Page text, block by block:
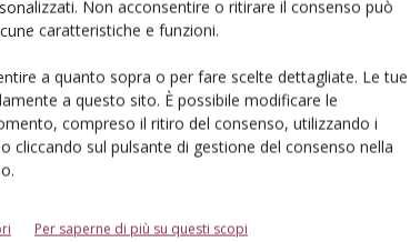
Non acconsentire o ritirare il consenso può
caratteristiche e funzioni.
a quanto sopra o per fare scelte dettagliate. Le tue
a questo sito. È possibile modificare le
compreso il ritiro del consenso, utilizzando i
cliccando sul pulsante di gestione del consenso nella
Per saperne di più su questi scopi
cura.